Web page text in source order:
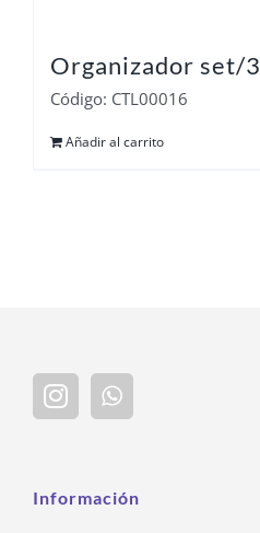
Organizador set/3
Código: CTL00016
Añadir al carrito
Información